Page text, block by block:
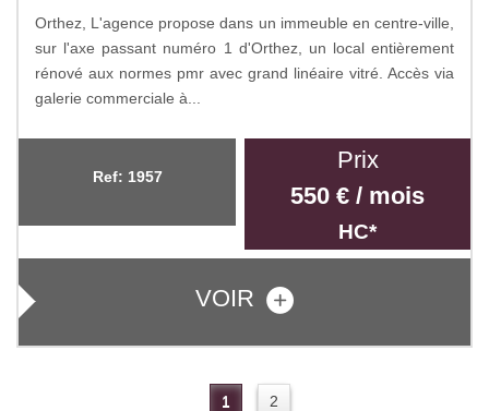
Orthez, L'agence propose dans un immeuble en centre-ville,
sur l'axe passant numéro 1 d'Orthez, un local entièrement
rénové aux normes pmr avec grand linéaire vitré. Accès via
galerie commerciale à...
Ref: 1957
Prix
550 € / mois
HC*
VOIR
1 2